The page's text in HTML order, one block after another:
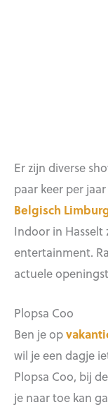
Er zijn diverse
paar keer per
Belgisch
Indoor in Hasselt
entertainment.
actuele
Plopsa Coo
Ben je op
wil je een dagje
Plopsa Coo, bij
je naar toe kan